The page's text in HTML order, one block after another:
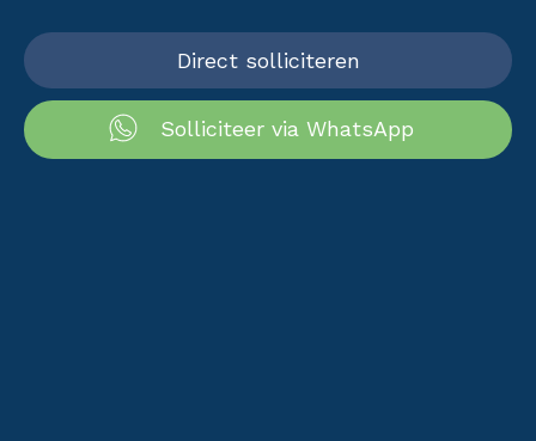
Direct solliciteren
Solliciteer via WhatsApp